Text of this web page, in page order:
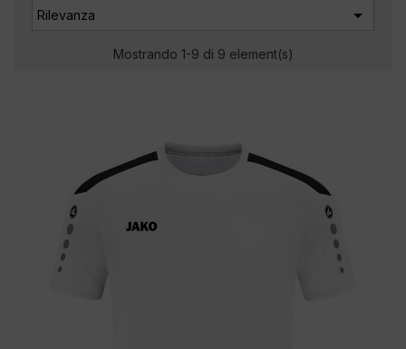
Rilevanza 
Mostrando 1-9 di 9 element(s)